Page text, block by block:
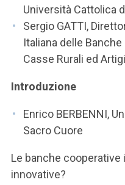
Università Cattolica
Sergio GATTI,
Italiana delle
Casse Rurali ed
Introduzione
Enrico BERBENNI,
Sacro Cuore
Le banche
innovative?